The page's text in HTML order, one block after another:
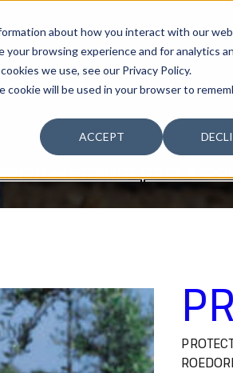
about how you interact with our
browsing experience and for analytics
we use, see our Privacy Policy.
will be used in your browser to
ACCEPT
LA COMPAÑÍA TALENTO
Premium para